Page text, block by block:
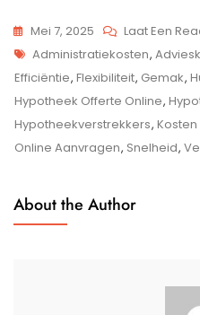
Mei 7, 2025 Laat Een
Tags
Administratiekosten,
Efficiëntie, Flexibiliteit, Gemak,
Hypotheek Offerte Online,
Hypotheekverstrekkers,
Online Aanvragen, Snelheid,
About the Author